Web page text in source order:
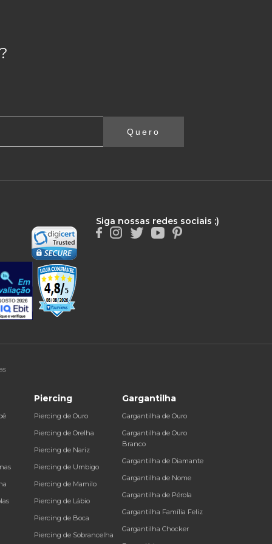
Quero
Siga nossas redes sociais ;)
Piercing
Piercing de Ouro
Piercing de Orelha
Piercing de Nariz
Piercing de Umbigo
Piercing de Mamilo
Piercing de Lábio
Piercing de Boca
Piercing de Sobrancelha
Gargantilha
Gargantilha de Ouro
Gargantilha de Ouro
Branco
Gargantilha de Diamante
Gargantilha de Nome
Gargantilha de Pérola
Gargantilha Família Feliz
Gargantilha Chocker